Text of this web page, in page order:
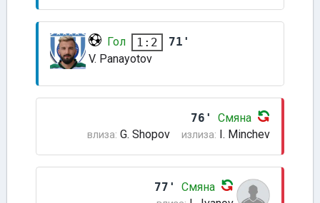
Гол 1:2
71'
V. Panayotov
76' Смяна
влиза: G. Shopov излиза: I. Minchev
77' Смяна